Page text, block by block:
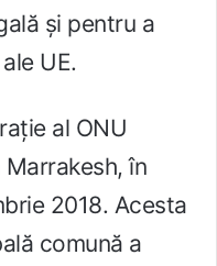
și pentru a
UE.
al ONU
în
2018. Acesta
comună a